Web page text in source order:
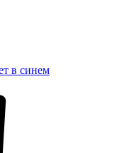
в синем